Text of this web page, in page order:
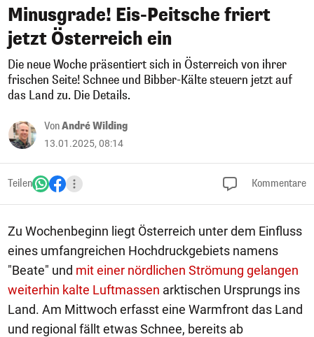
Minusgrade! Eis-Peitsche friert
jetzt Österreich ein
Die neue Woche präsentiert sich in Österreich von ihrer
frischen Seite! Schnee und Bibber-Kälte steuern jetzt auf
das Land zu. Die Details.
VonAndré Wilding
13.01.2025, 08:14
Teilen Kommentare
Zu Wochenbeginn liegt Österreich unter dem Einfluss
eines umfangreichen Hochdruckgebiets namens
"Beate" und mit einer nördlichen Strömung gelangen
weiterhin kalte Luftmassen arktischen Ursprungs ins
Land. Am Mittwoch erfasst eine Warmfront das Land
und regional fällt etwas Schnee, bereits ab